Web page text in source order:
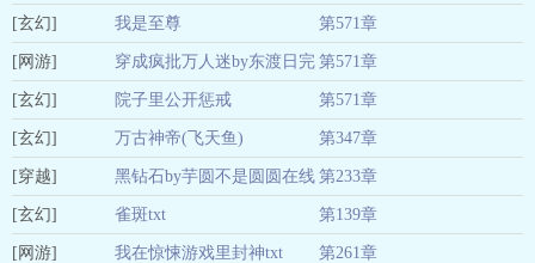
[玄幻] 我是至尊 第571章
[网游] 穿成疯批万人迷by东渡日完
结
第571章
[玄幻] 院子里公开惩戒
(下)WRITE.AS
第571章
[玄幻] 万古神帝(飞天鱼) 第347章
[穿越] 黑钻石by芋圆不是圆圆在线 第233章
[玄幻] 雀斑txt 第139章
[网游] 我在惊悚游戏里封神txt 第261章